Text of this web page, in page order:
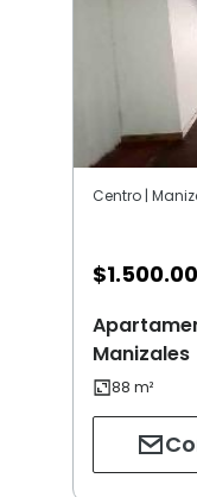
Centro |
$
Manizales